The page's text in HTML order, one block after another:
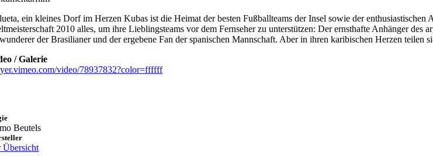
ein kleines Dorf im Herzen Kubas ist die Heimat der besten Fußballteams der Insel sowie der
2010 alles, um ihre Lieblingsteams vor dem Fernseher zu unterstützen: Der ernsthafte Anhänger des
der Brasilianer und der ergebene Fan der spanischen Mannschaft. Aber in ihren karibischen Herzen teilen
/ Galerie
video/78937832?color=ffffff
Beutels
Übersicht